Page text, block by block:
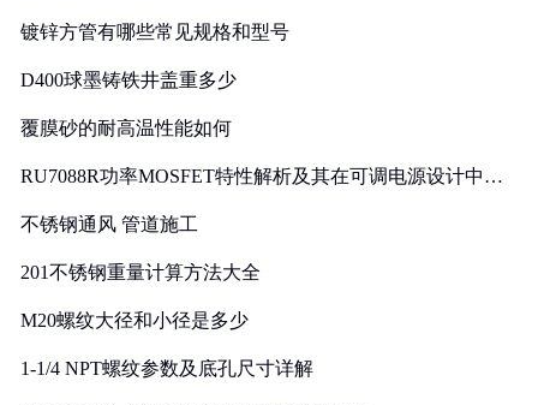
镀锌方管有哪些常见规格和型号
D400球墨铸铁井盖重多少
覆膜砂的耐高温性能如何
RU7088R功率MOSFET特性解析及其在可调电源设计中的
不锈钢通风 管道施工
201不锈钢重量计算方法大全
M20螺纹大径和小径是多少
1-1/4 NPT螺纹参数及底孔尺寸详解